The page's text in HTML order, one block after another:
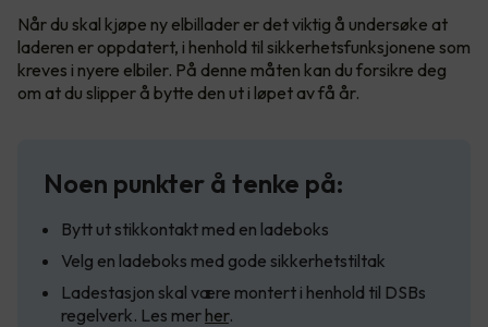
Når du skal kjøpe ny elbillader er det viktig å undersøke at
laderen er oppdatert, i henhold til sikkerhetsfunksjonene som
kreves i nyere elbiler. På denne måten kan du forsikre deg
om at du slipper å bytte den ut i løpet av få år.
Noen punkter å tenke på:
Bytt ut stikkontakt med en ladeboks
Velg en ladeboks med gode sikkerhetstiltak
Ladestasjon skal være montert i henhold til DSBs
regelverk. Les mer her.